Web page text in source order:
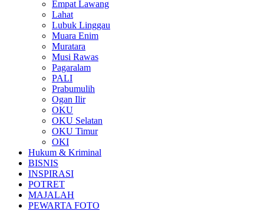
Empat Lawang
Lahat
Lubuk Linggau
Muara Enim
Muratara
Musi Rawas
Pagaralam
PALI
Prabumulih
Ogan Ilir
OKU
OKU Selatan
OKU Timur
OKI
Hukum & Kriminal
BISNIS
INSPIRASI
POTRET
MAJALAH
PEWARTA FOTO